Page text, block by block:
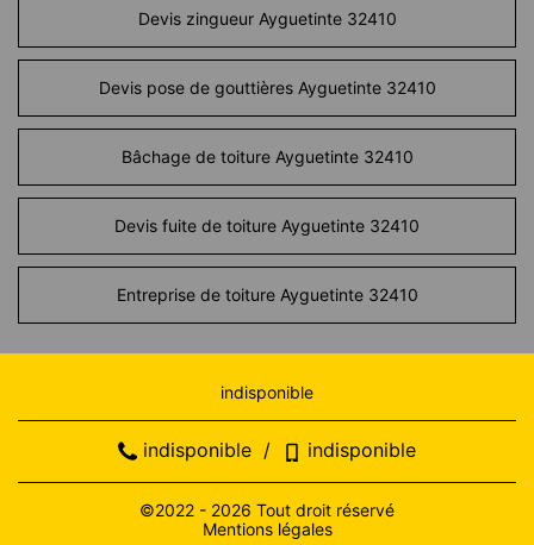
Devis zingueur Ayguetinte 32410
Devis pose de gouttières Ayguetinte 32410
Bâchage de toiture Ayguetinte 32410
Devis fuite de toiture Ayguetinte 32410
Entreprise de toiture Ayguetinte 32410
indisponible
indisponible / indisponible
©2022 - 2026 Tout droit réservé
Mentions légales